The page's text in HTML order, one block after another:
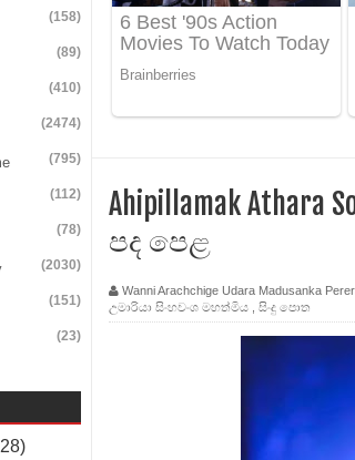
purannata Song Lyrics - ආල පුරන්නට ගීතයේ පද පෙළ
: Hooligan Lyrics
Hamuwee Song Lyrics - අප හමුවී ගීතයේ පද පෙළ
Song Lyrics - පතිනියනේ ගීතයේ පද පෙළ
Sir Song Lyrics - සොරි සර් ගීතයේ පද පෙළ
Aluthin Liyanna Song Lyrics - මතක අලුතින්
Awith Song Lyrics - සඳක් ඇවිත් ගීතයේ පද පෙළ
Sande Song Lyrics - ශ්වේත සඳේ ගීතයේ පද පෙළ
Igili Giya Lyrics - මා ඉගිලී ගියා ගීතයේ පද පෙළ
(158)
(89)
(410)
(2474)
(795)
(112)
(78)
(2030)
(151)
(23)
Ahipillamak
පද පෙළ
Wanni Arachchige Udara Madusanka
උමාරියා සිංහවංශ මහත්මිය
සිංදු පොත